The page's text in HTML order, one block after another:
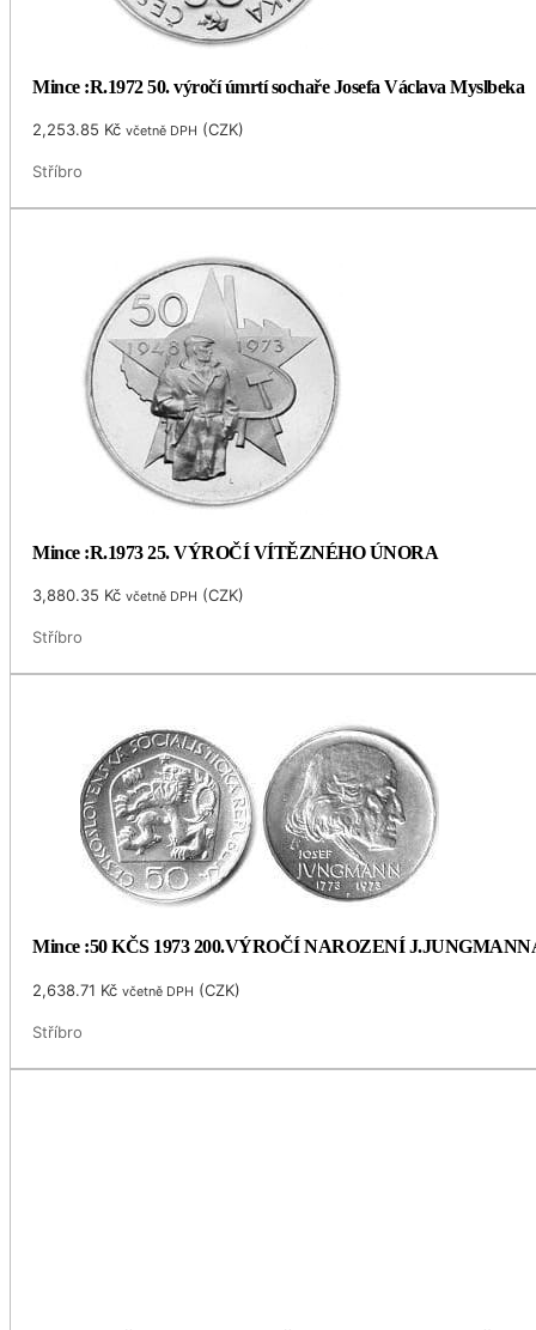
Mince :R.1972 50. výročí úmrtí sochaře Josefa Václava Myslbeka
2,253.85 Kč včetně DPH (CZK)
Stříbro
Mince :R.1973 25. VÝROČÍ VÍTĚZNÉHO ÚNORA
3,880.35 Kč včetně DPH (CZK)
Stříbro
Mince :50 KČS 1973 200.VÝROČÍ NAROZENÍ
2,638.71 Kč včetně DPH (CZK)
Stříbro